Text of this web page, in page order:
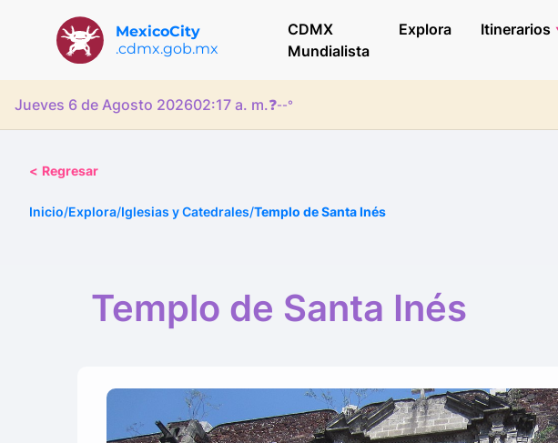
MexicoCity
.cdmx.gob.mx
CDMX
Mundialista
Explora Itinerarios
Jueves 6 de Agosto 202602:17 a. m.❓--°
< Regresar
Inicio/Explora/Iglesias y Catedrales/Templo de Santa Inés
Templo de Santa Inés